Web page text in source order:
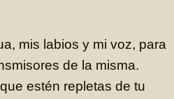
mis labios y mi voz, para
de la misma.
estén repletas de tu